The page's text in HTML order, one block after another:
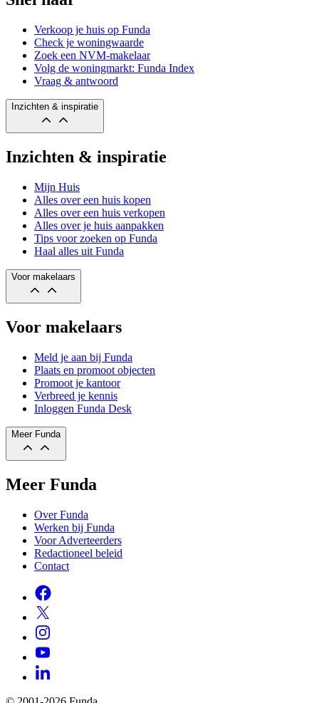
Verkoop je huis op Funda
Check je woningwaarde
Zoek een NVM-makelaar
Volg de woningmarkt: Funda Index
Vraag & antwoord
Inzichten & inspiratie
Inzichten & inspiratie
Mijn Huis
Alles over een huis kopen
Alles over een huis verkopen
Alles over je huis aanpakken
Tips voor zoeken op Funda
Haal alles uit Funda
Voor makelaars
Voor makelaars
Meld je aan bij Funda
Plaats en promoot objecten
Promoot je kantoor
Verbreed je kennis
Inloggen Funda Desk
Meer Funda
Meer Funda
Over Funda
Werken bij Funda
Voor Adverteerders
Redactioneel beleid
Contact